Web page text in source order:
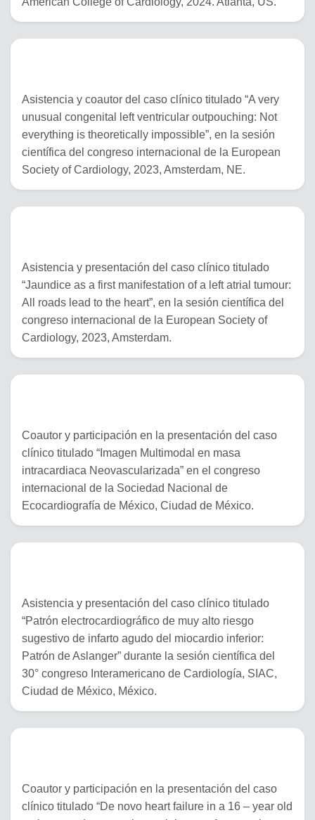
Asistencia y coautor del caso clínico titulado “A very
unusual congenital left ventricular outpouching: Not
everything is theoretically impossible”, en la sesión
científica del congreso internacional de la European
Society of Cardiology, 2023, Amsterdam, NE.
Asistencia y presentación del caso clínico titulado
“Jaundice as a first manifestation of a left atrial tumour:
All roads lead to the heart”, en la sesión científica del
congreso internacional de la European Society of
Cardiology, 2023, Amsterdam.
Coautor y participación en la presentación del caso
clínico titulado “Imagen Multimodal en masa
intracardiaca Neovascularizada” en el congreso
internacional de la Sociedad Nacional de
Ecocardiografía de México, Ciudad de México.
Asistencia y presentación del caso clínico titulado
“Patrón electrocardiográfico de muy alto riesgo
sugestivo de infarto agudo del miocardio inferior:
Patrón de Aslanger” durante la sesión científica del
30° congreso Interamericano de Cardiología, SIAC,
Ciudad de México, México.
Coautor y participación en la presentación del caso
clínico titulado “De novo heart failure in a 16 – year old